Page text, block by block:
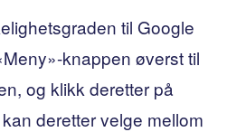
til Google
knappen øverst til
og klikk deretter på
deretter velge mellom